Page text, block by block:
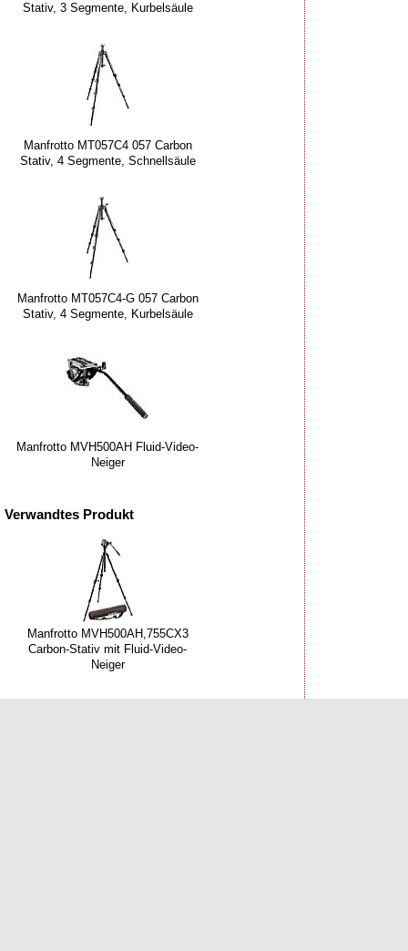
Stativ, 3 Segmente, Kurbelsäule
Manfrotto MT057C4 057 Carbon
Stativ, 4 Segmente, Schnellsäule
Manfrotto MT057C4-G 057 Carbon
Stativ, 4 Segmente, Kurbelsäule
Manfrotto MVH500AH Fluid-Video-
Neiger
Verwandtes Produkt
Manfrotto MVH500AH,755CX3
Carbon-Stativ mit Fluid-Video-
Neiger